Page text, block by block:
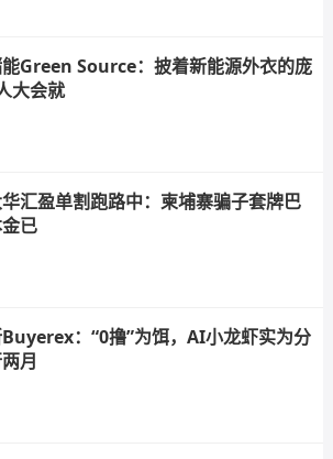
Green Source：披着新能源外衣的庞
大会就
汇盈单割跑路中：柬埔寨骗子套牌巴
已
：“0撸”为饵，AI小龙虾实为分
月